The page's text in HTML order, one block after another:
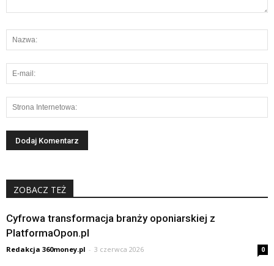
ZOBACZ TEŻ
Cyfrowa transformacja branży oponiarskiej z
PlatformaOpon.pl
Redakcja 360money.pl - 3 czerwca 2026 0